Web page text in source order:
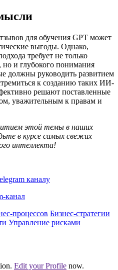
для обучения GPT может
выгоды. Однако,
требует не только
но и глубокого понимания
должны руководить развитием
к созданию таких ИИ-
решают поставленные
уважительным к правам и
этой темы в наших
в курсе самых свежих
интеллекта!
каналу
канал
процессов Бизнес-стратегии
Управление рисками
Edit your Profile now.